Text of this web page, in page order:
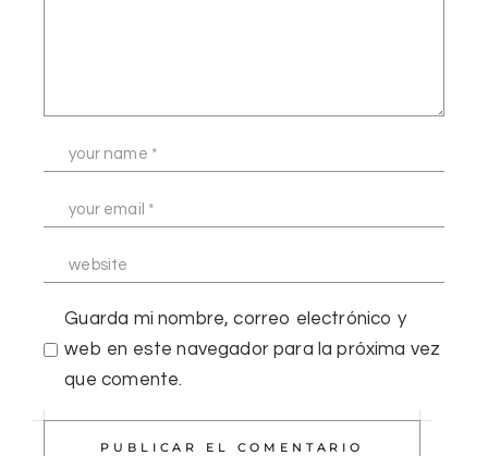
Guarda mi nombre, correo electrónico y
web en este navegador para la próxima vez
que comente.
PUBLICAR EL COMENTARIO